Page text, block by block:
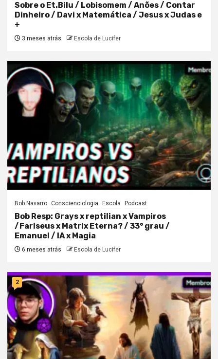
Sobre o Et.Bilu / Lobisomem / Anões / Contar
Dinheiro / Davi x Matemática / Jesus x Judas e
+
3 meses atrás Escola de Lucifer
Bob Navarro Conscienciologia Escola Podcast
Bob Resp: Grays x reptilian x Vampiros
/Fariseus x Matrix Eterna? / 33° grau /
Emanuel / IA x Magia
6 meses atrás Escola de Lucifer
2